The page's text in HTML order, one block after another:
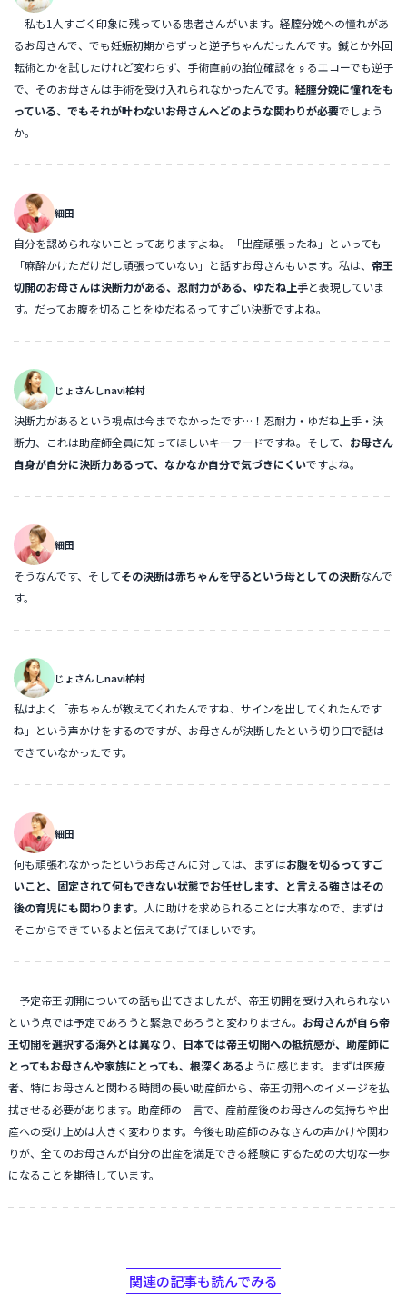
私も1人すごく印象に残っている患者さんがいます。経膣分娩への憧れがあ
るお母さんで、でも妊娠初期からずっと逆子ちゃんだったんです。鍼とか外回
転術とかを試したけれど変わらず、手術直前の胎位確認をするエコーでも逆子
で、そのお母さんは手術を受け入れられなかったんです。 経膣分娩に憧れをも
っている、でもそれが叶わないお母さんへどのような関わりが必要でしょう
か。
細田
自分を認められないことってありますよね。「出産頑張ったね」といっても
「麻酔かけただけだし頑張っていない」と話すお母さんもいます。私は、 帝王
切開のお母さんは決断力がある、忍耐力がある、ゆだね上手と表現していま
す。だってお腹を切ることをゆだねるってすごい決断ですよね。
じょさんしnavi柏村
決断力があるという視点は今までなかったです…！忍耐力・ゆだね上手・決
断力、これは助産師全員に知ってほしいキーワードですね。そして、 お母さん
自身が自分に決断力あるって、なかなか自分で気づきにくいですよね。
細田
そうなんです、そしてその決断は赤ちゃんを守るという母としての決断なんで
す。
じょさんしnavi柏村
私はよく「赤ちゃんが教えてくれたんですね、サインを出してくれたんです
ね」という声かけをするのですが、お母さんが決断したという切り口で話は
できていなかったです。
細田
何も頑張れなかったというお母さんに対しては、まずはお腹を切るってすご
いこと、固定されて何もできない状態でお任せします、と言える強さはその
後の育児にも関わります。人に助けを求められることは大事なので、まずは
そこからできているよと伝えてあげてほしいです。
予定帝王切開についての話も出てきましたが、帝王切開を受け入れられない
という点では予定であろうと緊急であろうと変わりません。 お母さんが自ら帝
王切開を選択する海外とは異なり、日本では帝王切開への抵抗感が、助産師に
とってもお母さんや家族にとっても、根深くあるように感じます。まずは医療
者、特にお母さんと関わる時間の長い助産師から、帝王切開へのイメージを払
拭させる必要があります。助産師の一言で、産前産後のお母さんの気持ちや出
産への受け止めは大きく変わります。今後も助産師のみなさんの声かけや関わ
りが、全てのお母さんが自分の出産を満足できる経験にするための大切な一歩
になることを期待しています。
関連の記事も読んでみる